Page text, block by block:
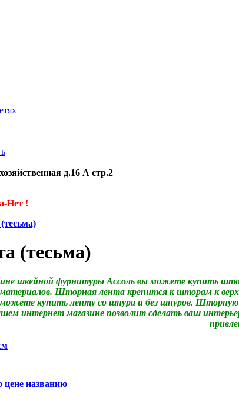
д.16 А стр.2
Нет !
(тесьма)
швейной фурнитуры Ассоль вы можете купить
материалов. Шторная лента крепится к шторам к
купить ленту со шнура и без шнуров.
интернет магазине позволит сделать ваш
цене названию